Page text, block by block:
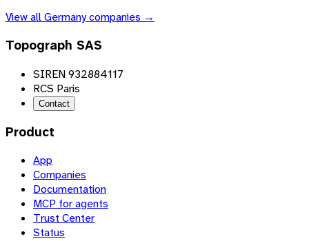
View allGermanycompanies →
Topograph SAS
SIREN 932884117
RCS Paris
Contact
Product
App
Companies
Documentation
MCP for agents
Trust Center
Status